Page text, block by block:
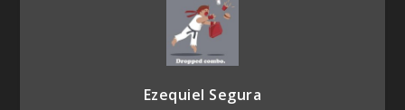
Ezequiel Segura